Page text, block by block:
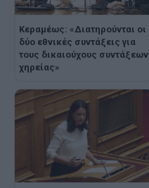
Κεραμέως: «Διατηρούνται οι
δύο εθνικές συντάξεις για
τους δικαιούχους συντάξεων
χηρείας»